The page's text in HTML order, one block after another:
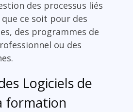
des processus liés
ce soit pour des
des programmes de
ou des
Logiciels de
formation